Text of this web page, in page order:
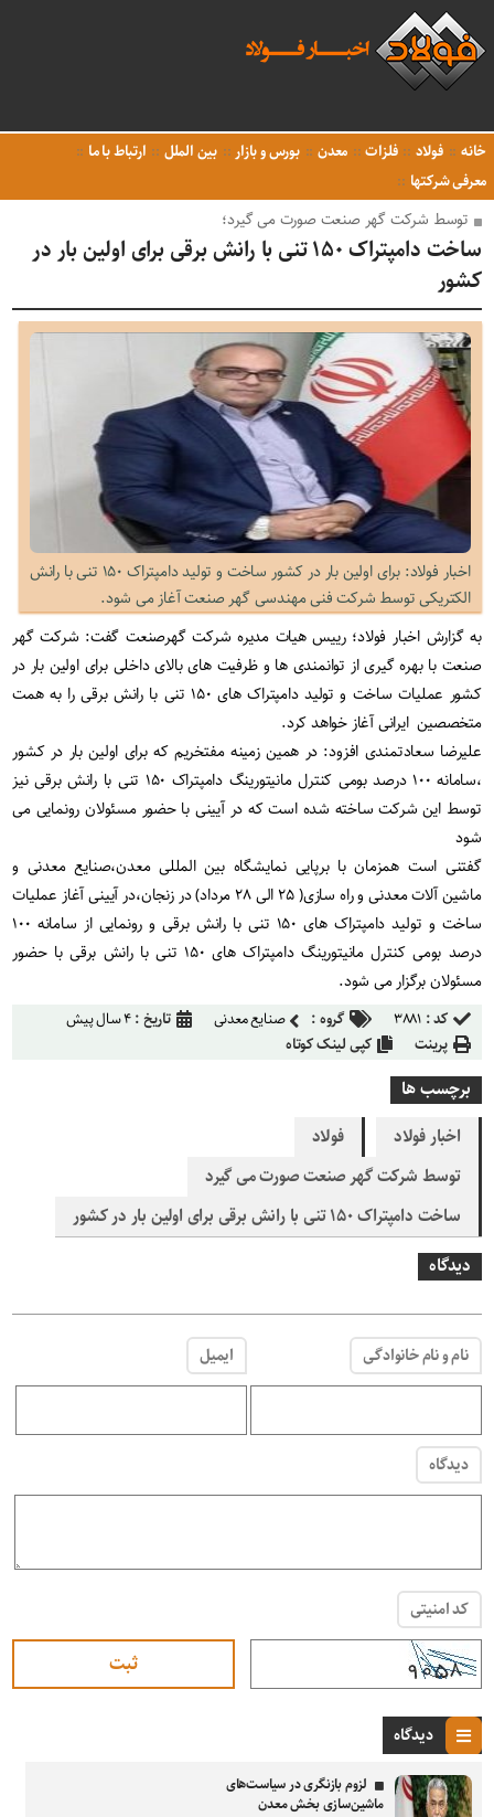
خانه فولاد فلزات معدن بورس و بازار بین الملل
ارتباط با ما
معرفی شرکتها
توسط شرکت گهر صنعت صورت می گیرد؛
ساخت دامپتراک ۱۵۰ تنی با رانش برقی برای اولین بار در
کشور
اخبار فولاد: برای اولین بار در کشور ساخت و تولید دامپتراک ۱۵۰ تنی با رانش
الکتریکی توسط شرکت فنی مهندسی گهر صنعت آغاز می شود.
به گزارش اخبار فولاد؛ رییس هیات مدیره شرکت گهرصنعت گفت: شرکت گهر
صنعت با بهره گیری از توانمندی ها و ظرفیت های بالای داخلی برای اولین بار در
کشور عملیات ساخت و تولید دامپتراک های ۱۵۰ تنی با رانش برقی را به همت
متخصصین ایرانی آغاز خواهد کرد.
علیرضا سعادتمندی افزود: در همین زمینه مفتخریم که برای اولین بار در کشور
،سامانه ۱۰۰ درصد بومی کنترل مانیتورینگ دامپتراک ۱۵۰ تنی با رانش برقی نیز
توسط این شرکت ساخته شده است که در آیینی با حضور مسئولان رونمایی می
شود
گفتنی است همزمان با برپایی نمایشگاه بین المللی معدن،صنایع معدنی و
ماشین آلات معدنی و راه سازی( ۲۵ الی ۲۸ مرداد) در زنجان،در آیینی آغاز عملیات
ساخت و تولید دامپتراک های ۱۵۰ تنی با رانش برقی و رونمایی از سامانه ۱۰۰
درصد بومی کنترل مانیتورینگ دامپتراک های ۱۵۰ تنی با رانش برقی با حضور
مسئولان برگزار می شود.
کد : ۳۸۸۱ گروه : صنایع معدنی تاریخ :۴ سال پیش
پرینت
کپی لینک کوتاه
برچسب ها
اخبار فولاد
فولاد
توسط شرکت گهر صنعت صورت می گیرد
ساخت دامپتراک ۱۵۰ تنی با رانش برقی برای اولین بار در کشور
دیدگاه
نام و نام خانوادگی ایمیل
دیدگاه
کد امنیتی
دیدگاه
لزوم بازنگری در سیاست‌های
ماشین‌سازی بخش معدن